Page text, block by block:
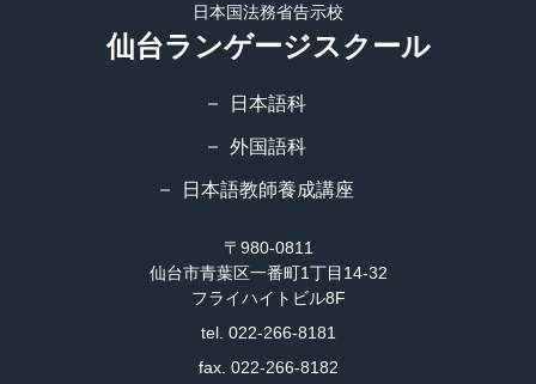
日本国法務省告示校
仙台ランゲージスクール
日本語科
外国語科
日本語教師養成講座
〒980-0811
仙台市青葉区一番町1丁目14-32
フライハイトビル8F
tel. 022-266-8181
fax. 022-266-8182